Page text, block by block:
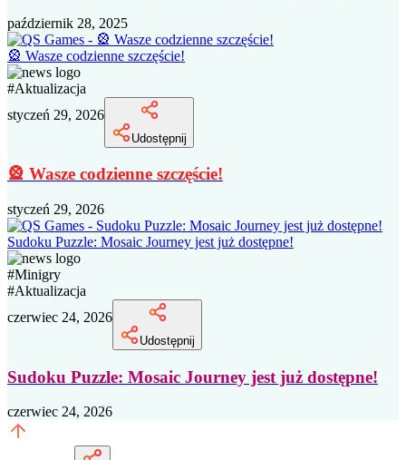
październik 28, 2025
🎡 Wasze codzienne szczęście!
#Aktualizacja
styczeń 29, 2026
Udostępnij
🎡 Wasze codzienne szczęście!
styczeń 29, 2026
Sudoku Puzzle: Mosaic Journey jest już dostępne!
#Minigry
#Aktualizacja
czerwiec 24, 2026
Udostępnij
Sudoku Puzzle: Mosaic Journey jest już dostępne!
czerwiec 24, 2026